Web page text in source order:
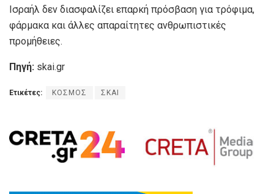
Ισραήλ δεν διασφαλίζει επαρκή πρόσβαση για τρόφιμα,
φάρμακα και άλλες απαραίτητες ανθρωπιστικές
προμήθειες.
Πηγή: skai.gr
Ετικέτες: ΚΟΣΜΟΣ ΣΚΑΙ